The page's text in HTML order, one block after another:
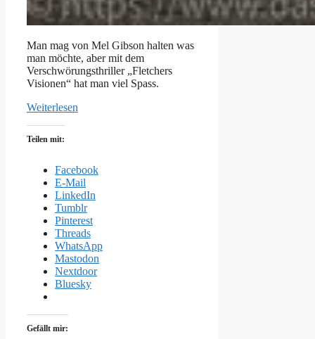
Man mag von Mel Gibson halten was
man möchte, aber mit dem
Verschwörungsthriller „Fletchers
Visionen“ hat man viel Spass.
Weiterlesen
Teilen mit:
Facebook
E-Mail
LinkedIn
Tumblr
Pinterest
Threads
WhatsApp
Mastodon
Nextdoor
Bluesky
Gefällt mir: